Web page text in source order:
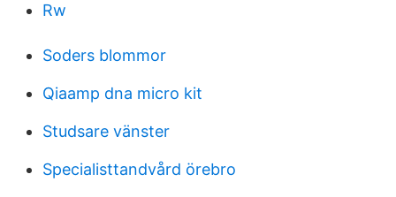
Rw
Soders blommor
Qiaamp dna micro kit
Studsare vänster
Specialisttandvård örebro